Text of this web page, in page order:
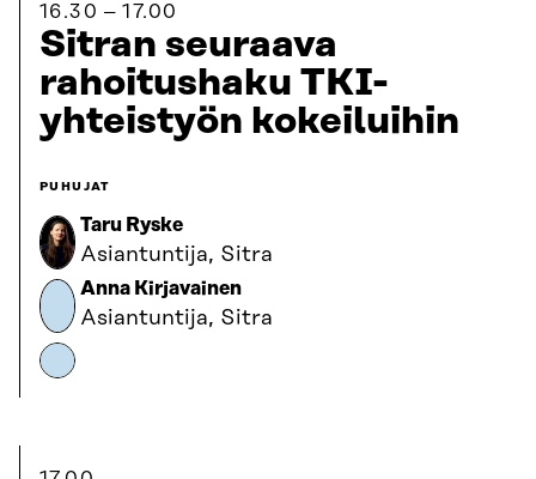
16.30 17.00
Sitran seuraava
rahoitushaku TKI-
yhteistyön kokeiluihin
PUHUJAT
Taru Ryske
Asiantuntija, Sitra
Anna Kirjavainen
Asiantuntija, Sitra